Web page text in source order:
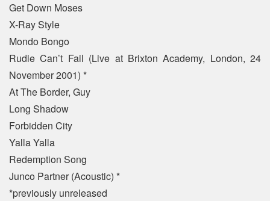
Get Down Moses
X-Ray Style
Mondo Bongo
Rudie Can’t Fail (Live at Brixton Academy, London, 24
November 2001) *
At The Border, Guy
Long Shadow
Forbidden City
Yalla Yalla
Redemption Song
Junco Partner (Acoustic) *
*previously unreleased